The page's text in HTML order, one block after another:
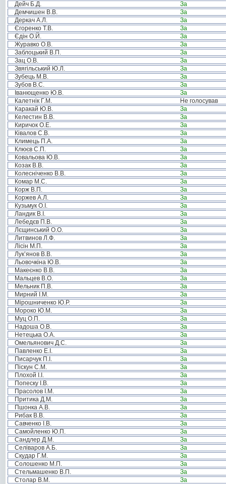
Дейч Б.Д.
За
Демчишен В.В.
За
Деркач А.Л.
За
Єгоренко Т.В.
За
Єдін О.Й.
За
Журавко О.В.
За
Заблоцький В.П.
За
Зац О.В.
За
Звягільський Ю.Л.
За
Зубець М.В.
За
Зубов В.С.
За
Іванющенко Ю.В.
За
Калетнік Г.М.
Не голосував
Каракай Ю.В.
За
Келестин В.В.
За
Киричок О.Е.
За
Ківалов С.В.
За
Климець П.А.
За
Клюєв С.П.
За
Ковальова Ю.В.
За
Козак В.В.
За
Колесніченко В.В.
За
Комар М.С.
За
Корж В.П.
За
Коржев А.Л.
За
Кузьмук О.І.
За
Ландик В.І.
За
Лебедєв П.В.
За
Лєщинський О.О.
За
Литвинов Л.Ф.
За
Лісін М.П.
За
Лук’янов В.В.
За
Льовочкіна Ю.В.
За
Макеєнко В.В.
За
Мальцев В.О.
За
Мельник П.В.
За
Мирний І.М.
За
Мірошниченко Ю.Р.
За
Мороко Ю.М.
За
Муц О.П.
За
Надоша О.В.
За
Нетецька О.А.
За
Омельянович Д.С.
За
Павленко Е.І.
За
Писарчук П.І.
За
Піскун С.М.
За
Плохой І.І.
За
Попеску І.В.
За
Прасолов І.М.
За
Притика Д.М.
За
Пшонка А.В.
За
Рибак В.В.
За
Савченко І.В.
За
Самойленко Ю.П.
За
Сандлер Д.М.
За
Селіваров А.Б.
За
Скудар Г.М.
За
Солошенко М.П.
За
Стельмашенко В.П.
За
Столар В.М.
За